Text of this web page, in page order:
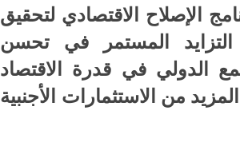
الإصلاح الاقتصادي لتحقيق
المستمر في تحسن
الدولي في قدرة الاقتصاد
من الاستثمارات الأجنبية